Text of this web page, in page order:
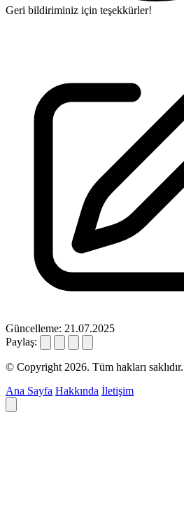
Geri bildiriminiz için teşekkürler!
Güncelleme: 21.07.2025
Paylaş:
© Copyright 2026. Tüm hakları saklıdır.
Ana Sayfa Hakkında İletişim